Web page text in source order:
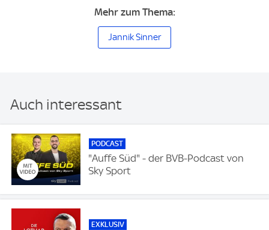
Mehr zum Thema:
Jannik Sinner
Auch interessant
PODCAST
"Auffe Süd" - der BVB-Podcast von
Sky Sport
EXKLUSIV